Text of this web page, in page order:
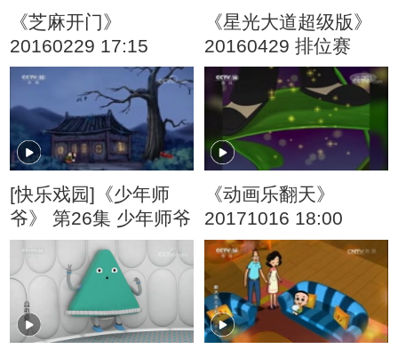
《芝麻开门》
20160229 17:15
《星光大道超级版》
20160429 排位赛
[快乐戏园]《少年师
爷》 第26集 少年师爷
《动画乐翻天》
20171016 18:00